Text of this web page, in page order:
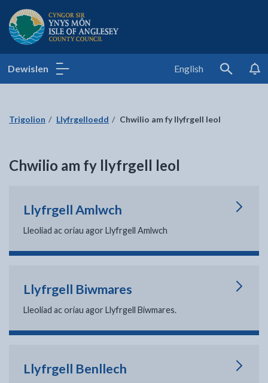
Cyngor Sir Ynys Môn
Dewislen English
Search
Trigolion Llyfrgelloedd Chwilio am fy llyfrgell leol
Chwilio am fy llyfrgell leol
Llyfrgell Amlwch
Lleoliad ac oriau agor Llyfrgell Amlwch
Llyfrgell Biwmares
Lleoliad ac oriau agor Llyfrgell Biwmares.
Llyfrgell Benllech